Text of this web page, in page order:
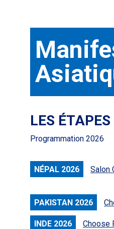
LES ÉTAPES
Programmation 2026
NÉPAL 2026 Salon
PAKISTAN 2026
INDE 2026 Choose